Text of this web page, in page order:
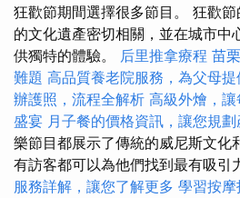
狂歡節期間選擇很多節目。 狂歡
的文化遺產密切相關，並在城市中
供獨特的體驗。 后里推拿療程 苗
難題 高品質養老院服務，為父母
辦護照，流程全解析 高級外燴，
盛宴 月子餐的價格資訊，讓您規
樂節目都展示了傳統的威尼斯文化
有訪客都可以為他們找到最有吸引
服務詳解，讓您了解更多 學習按摩